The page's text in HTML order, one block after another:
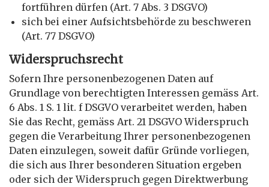
fortführen dürfen (Art. 7 Abs. 3 DSGVO)
sich bei einer Aufsichtsbehörde zu beschweren
(Art. 77 DSGVO)
Widerspruchsrecht
Sofern Ihre personenbezogenen Daten auf
Grundlage von berechtigten Interessen gemäss Art.
6 Abs. 1 S. 1 lit. f DSGVO verarbeitet werden, haben
Sie das Recht, gemäss Art. 21 DSGVO Widerspruch
gegen die Verarbeitung Ihrer personenbezogenen
Daten einzulegen, soweit dafür Gründe vorliegen,
die sich aus Ihrer besonderen Situation ergeben
oder sich der Widerspruch gegen Direktwerbung